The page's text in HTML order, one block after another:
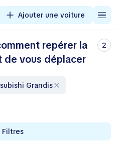
Ajouter une voiture
repérer la
de vous déplacer
2
Grandis
Filtres